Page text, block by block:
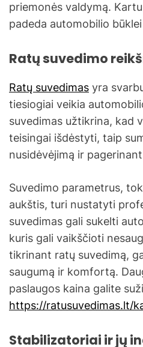
priemonės valdymą.
padeda automobilio
Ratų suvedimo
Ratų suvedimas yra
tiesiogiai veikia
suvedimas užtikrina, kad
teisingai išdėstyti, taip
nusidėvėjimą ir
Suvedimo parametrus,
aukštis, turi nustatyti
suvedimas gali sukelti
kuris gali vaikščioti
tikrinant ratų suvedimą,
saugumą ir komfortą.
paslaugos kaina galite
https://ratusuvedimas.lt/
Stabilizatoriai ir jų